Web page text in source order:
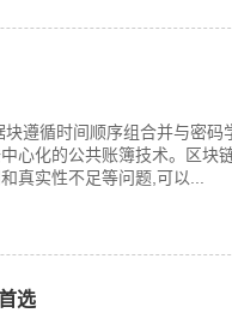
遵循时间顺序组合并与密码
心化的公共账簿技术。区块
真实性不足等问题,可以...
选